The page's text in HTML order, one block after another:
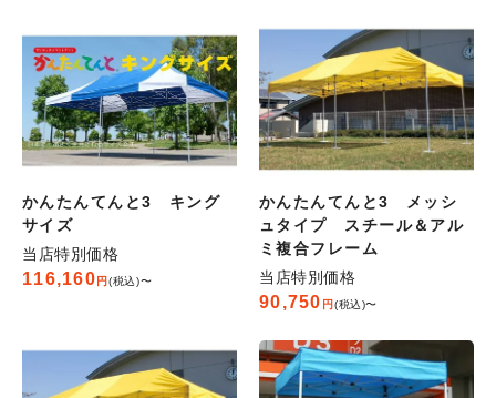
かんたんてんと3 キング
サイズ
当店特別価格
116,160 税込 〜
かんたんてんと3 メッシ
ュタイプ スチール＆アル
ミ複合フレーム
当店特別価格
90,750 税込 〜